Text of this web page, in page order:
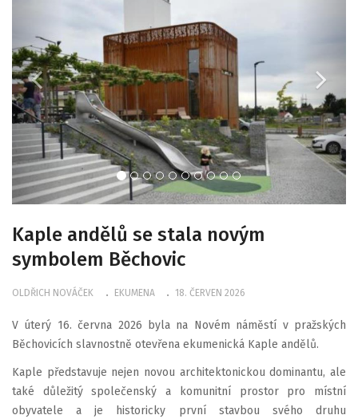
Kaple andělů se stala novým
symbolem Běchovic
OLDŘICH NOVÁČEK EKUMENA 18. ČERVEN 2026
V úterý 16. června 2026 byla na Novém náměstí v pražských
Běchovicích slavnostně otevřena ekumenická Kaple andělů.
Kaple představuje nejen novou architektonickou dominantu, ale
také důležitý společenský a komunitní prostor pro místní
obyvatele a je historicky první stavbou svého druhu